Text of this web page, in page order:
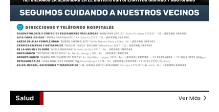
Salud Ver Más